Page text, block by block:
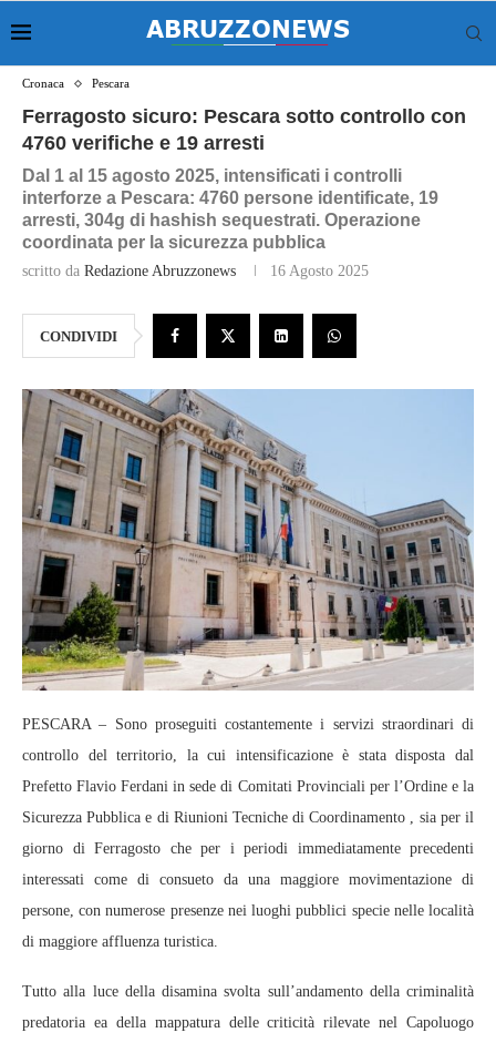
Cronaca Pescara
Ferragosto sicuro: Pescara sotto controllo con
4760 verifiche e 19 arresti
Dal 1 al 15 agosto 2025, intensificati i controlli
interforze a Pescara: 4760 persone identificate, 19
arresti, 304g di hashish sequestrati. Operazione
coordinata per la sicurezza pubblica
scritto da Redazione Abruzzonews 16 Agosto 2025
CONDIVIDI
PESCARA – Sono proseguiti costantemente i servizi straordinari di
controllo del territorio, la cui intensificazione è stata disposta dal
Prefetto Flavio Ferdani in sede di Comitati Provinciali per l’Ordine e la
Sicurezza Pubblica e di Riunioni Tecniche di Coordinamento , sia per il
giorno di Ferragosto che per i periodi immediatamente precedenti
interessati come di consueto da una maggiore movimentazione di
persone, con numerose presenze nei luoghi pubblici specie nelle località
di maggiore affluenza turistica.
Tutto alla luce della disamina svolta sull’andamento della criminalità
predatoria ea della mappatura delle criticità rilevate nel Capoluogo